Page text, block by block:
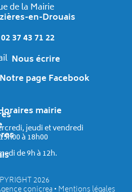
de la Mairie
en-Drouais
02 37 43 71 22
Nous écrire
Notre page Facebook
mairie
jeudi et vendredi
à 18h00
de 9h à 12h.
2026